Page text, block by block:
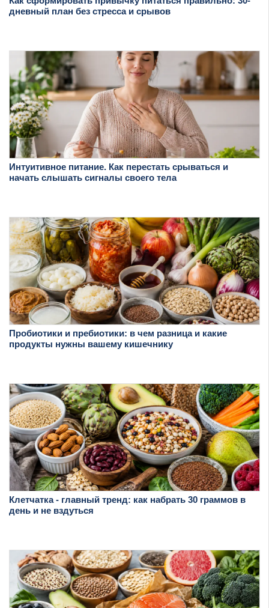
дневный план без стресса и срывов
Интуитивное питание. Как перестать срываться и
начать слышать сигналы своего тела
Пробиотики и пребиотики: в чем разница и какие
продукты нужны вашему кишечнику
Клетчатка - главный тренд: как набрать 30 граммов в
день и не вздуться